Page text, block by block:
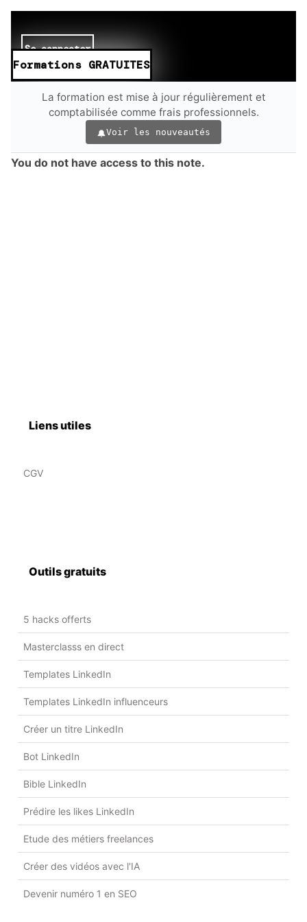
Se connecter
Formations GRATUITES
La formation est mise à jour régulièrement et
comptabilisée comme frais professionnels.
Voir les nouveautés
You do not have access to this note.
Liens utiles
CGV
Outils gratuits
5 hacks offerts
Masterclasss en direct
Templates LinkedIn
Templates LinkedIn influenceurs
Créer un titre LinkedIn
Bot LinkedIn
Bible LinkedIn
Prédire les likes LinkedIn
Etude des métiers freelances
Créer des vidéos avec l'IA
Devenir numéro 1 en SEO